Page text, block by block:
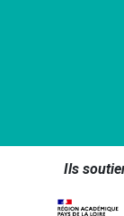
Ils